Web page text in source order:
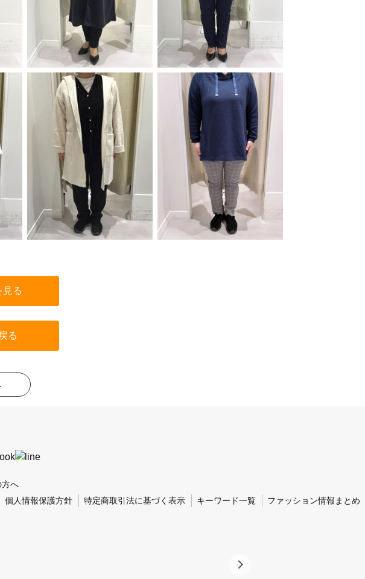
見る
る
へ
個人情報保護方針 特定商取引法に基づく表示 キーワード一覧 ファッション情報まとめ